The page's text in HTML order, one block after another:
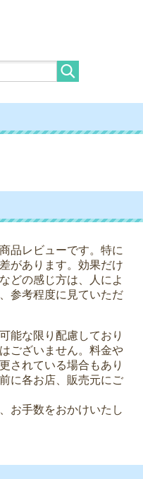
品レビューです。特に
があります。効果だけ
どの感じ方は、人によ
参考程度に見ていただ
能な限り配慮しており
ございません。料金や
されている場合もあり
に各お店、販売元にご
お手数をおかけいたし